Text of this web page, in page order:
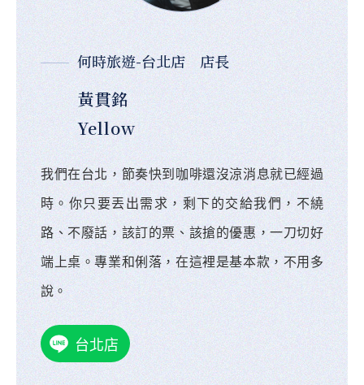
何時旅遊-台北店 店長
黃貫銘
Yellow
我們在台北，節奏快到咖啡還沒涼消息就已經過
時。你只要丟出需求，剩下的交給我們，不繞
路、不廢話，該訂的票、該搶的優惠，一刀切好
端上桌。專業和俐落，在這裡是基本款，不用多
說。
台北店